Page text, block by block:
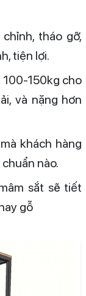
tháo gỡ,
tiện lợi.
150kg cho
và nặng hơn
khách hàng
nào.
sắt sẽ tiết
gỗ